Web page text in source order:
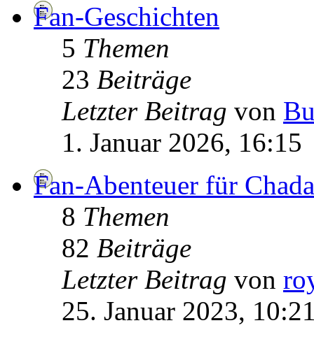
Fan-Geschichten
5 Themen
23 Beiträge
Letzter Beitrag von
1. Januar 2026, 16:15
Fan-Abenteuer für
8 Themen
82 Beiträge
Letzter Beitrag von
25. Januar 2023,